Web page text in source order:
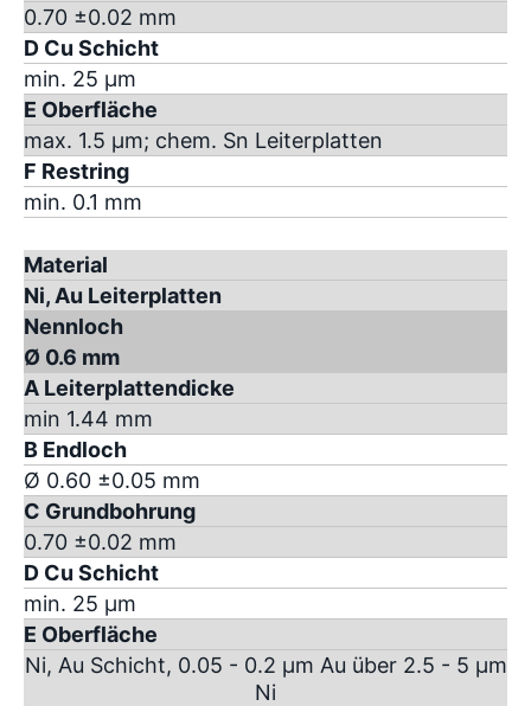
0.70 ±0.02 mm
D Cu Schicht
min. 25 µm
E Oberfläche
max. 1.5 µm; chem. Sn Leiterplatten
F Restring
min. 0.1 mm
Material
Ni, Au Leiterplatten
Nennloch
Ø 0.6 mm
A Leiterplattendicke
min 1.44 mm
B Endloch
Ø 0.60 ±0.05 mm
C Grundbohrung
0.70 ±0.02 mm
D Cu Schicht
min. 25 µm
E Oberfläche
Ni, Au Schicht, 0.05 - 0.2 µm Au über 2.5 - 5 µm
Ni